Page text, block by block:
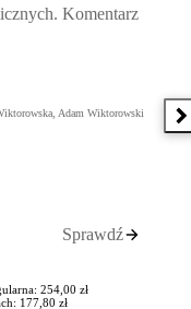
Komentarz
Adam Wiktorowski
Sprawdź
254,00 zł
177,80 zł